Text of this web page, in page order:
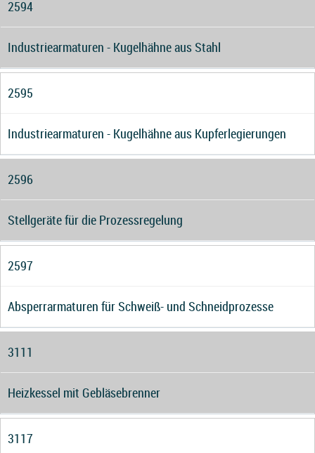
2594
Industriearmaturen - Kugelhähne aus Stahl
2595
Industriearmaturen - Kugelhähne aus Kupferlegierungen
2596
Stellgeräte für die Prozessregelung
2597
Absperrarmaturen für Schweiß- und Schneidprozesse
3111
Heizkessel mit Gebläsebrenner
3117